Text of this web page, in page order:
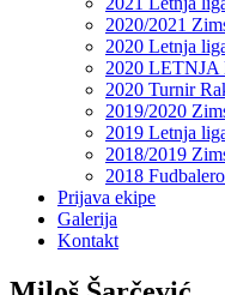
2020/2021
2020 Letnja
2020
2020 Turnir
2019/2020
2019 Letnja
2018/2019
2018
Prijava ekipe
Galerija
Kontakt